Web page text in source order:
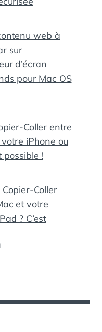
web à
sur
d’écran
pour Mac OS
Coller entre
iPhone ou
possible !
Copier-Coller
et votre
? C’est